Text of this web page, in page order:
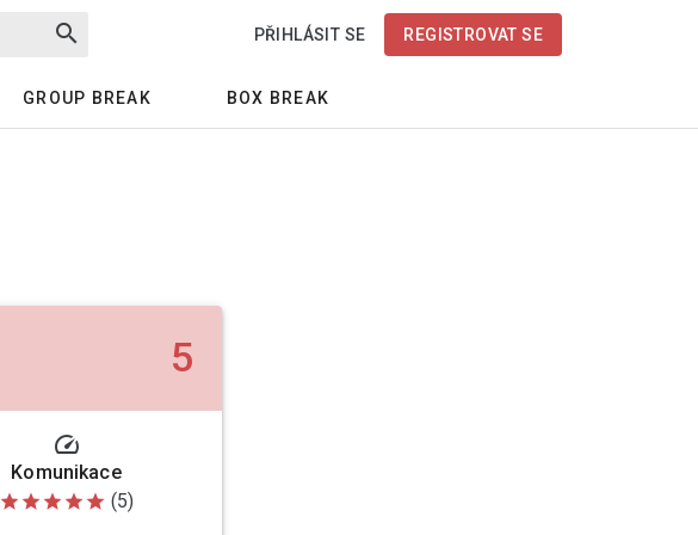
search PŘIHLÁSIT SE REGISTROVAT SE
GROUP BREAK BOX BREAK
5
speed
Komunikace
star star star star star (5)